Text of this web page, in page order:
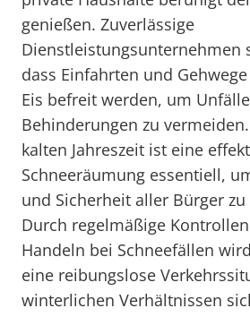
genießen. Zuverlässige
Dienstleistungsunternehmen
dass Einfahrten und
Eis befreit werden, um
Behinderungen zu
kalten Jahreszeit ist eine
Schneeräumung essentiell,
und Sicherheit aller Bürger
Durch regelmäßige
Handeln bei Schneefällen
eine reibungslose
winterlichen Verhältnissen